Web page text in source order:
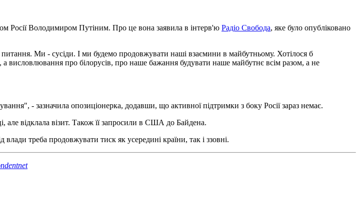
Росії Володимиром Путіним. Про це вона заявила в інтерв'ю Радіо Свобода, яке було опубліковано
Ми - сусіди. І ми будемо продовжувати наші взаємини в майбутньому. Хотілося б
про білорусів, про наше бажання будувати наше майбутнє всім разом, а не
- зазначила опозиціонерка, додавши, що активної підтримки з боку Росії зараз немає.
але відклала візит. Також її запросили в США до Байдена.
влади треба продовжувати тиск як усередині країни, так і ззовні.